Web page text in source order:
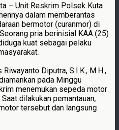
– Unit Reskrim Polsek Kuta
dalam memberantas
bermotor (curanmor) di
pria berinisial KAA (25)
kuat sebagai pelaku
Diputra, S.I.K., M.H.,
pada Minggu
menemukan sepeda motor
dilakukan pemantauan,
tersebut dan langsung